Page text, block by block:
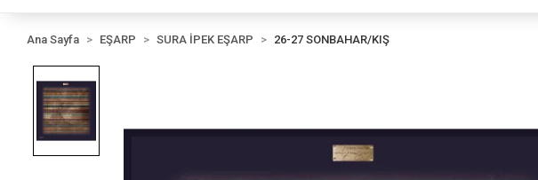
Ana Sayfa EŞARP SURA İPEK EŞARP 26-27 SONBAHAR/KIŞ